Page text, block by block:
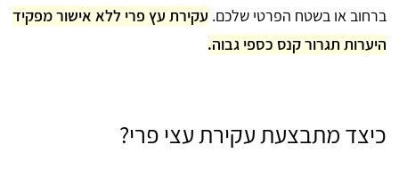
ברחוב או בשטח הפרטי שלכם. עקירת עץ פרי ללא אישור מפקיד
היערות תגרור קנס כספי גבוה.
כיצד מתבצעת עקירת עצי פרי?